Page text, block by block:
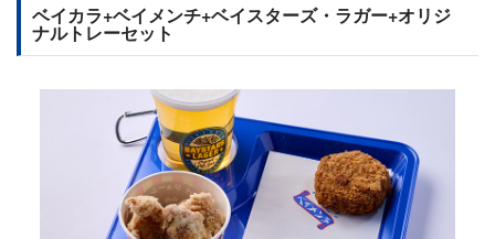
ベイカラ+ベイメンチ+ベイスターズ・ラガー+オリジ
ナルトレーセット